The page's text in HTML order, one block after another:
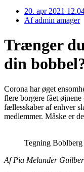
20. apr 2021
Afadmin amager
Trænger
din
Corona har øget
flere borgere fået
fællesskaber af enhver
medlemmer. Måske er
Tegning Boblberg
Af Pia Melander